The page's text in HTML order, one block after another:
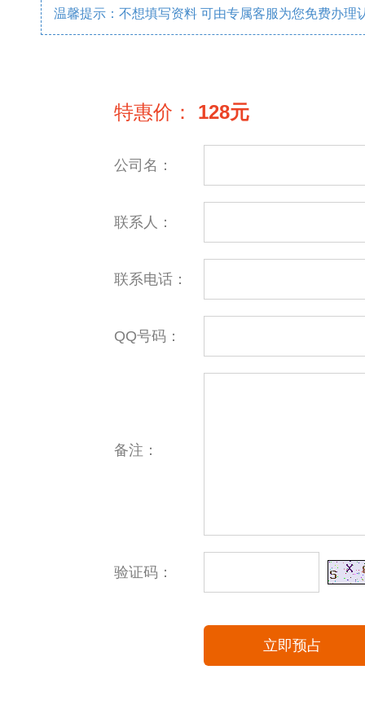
温馨提示：不想填写资料 可由专属客服为您免费办理
特惠价： 128元
公司名：
联系人：
联系电话：
QQ号码：
备注：
验证码：